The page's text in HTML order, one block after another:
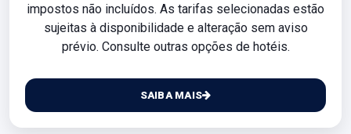
impostos não incluídos. As tarifas selecionadas estão
sujeitas à disponibilidade e alteração sem aviso
prévio. Consulte outras opções de hotéis.
SAIBA MAIS